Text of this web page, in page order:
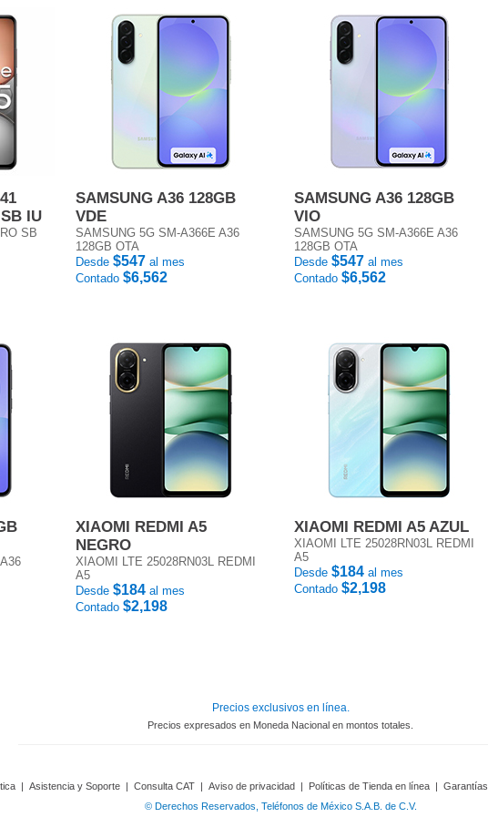
IU
SB
SAMSUNG A36 128GB
VDE
SAMSUNG 5G SM-A366E A36
128GB OTA
Desde $547 al mes
Contado $6,562
SAMSUNG A36 128GB
VIO
SAMSUNG 5G SM-A366E A36
128GB OTA
Desde $547 al mes
Contado $6,562
XIAOMI REDMI A5
NEGRO
XIAOMI LTE 25028RN03L REDMI
A5
Desde $184 al mes
Contado $2,198
XIAOMI REDMI A5 AZUL
XIAOMI LTE 25028RN03L REDMI
A5
Desde $184 al mes
Contado $2,198
Precios exclusivos en línea.
Precios expresados en Moneda Nacional en montos totales.
| Asistencia y Soporte | Consulta CAT | Aviso de privacidad | Políticas de Tienda en línea | Garantías
© Derechos Reservados, Teléfonos de México S.A.B. de C.V.